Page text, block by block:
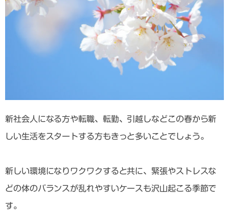
新社会人になる方や転職、転勤、引越しなどこの春から新
しい生活をスタートする方もきっと多いことでしょう。
新しい環境になりワクワクすると共に、緊張やストレスな
どの体のバランスが乱れやすいケースも沢山起こる季節で
す。